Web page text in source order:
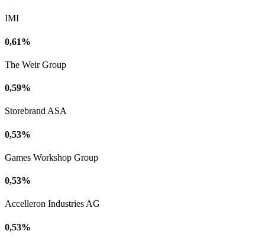
IMI
0,61%
The Weir Group
0,59%
Storebrand ASA
0,53%
Games Workshop Group
0,53%
Accelleron Industries AG
0,53%